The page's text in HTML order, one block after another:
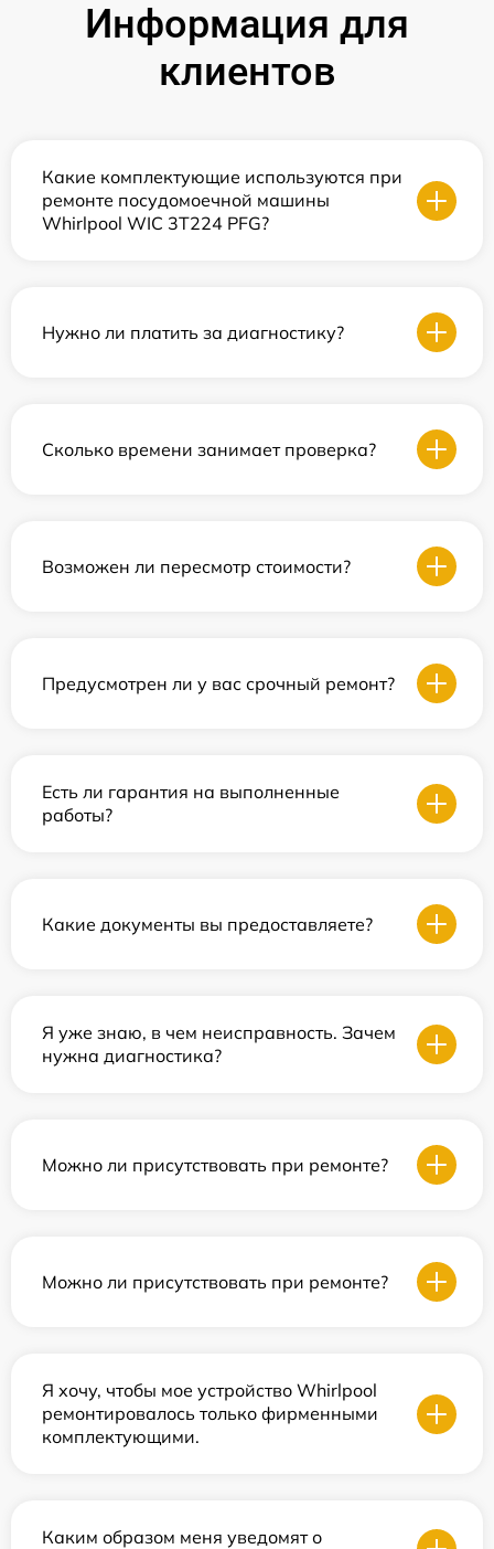
Информация для
клиентов
Какие комплектующие используются при
ремонте посудомоечной машины
Whirlpool WIC 3T224 PFG?
Нужно ли платить за диагностику?
Сколько времени занимает проверка?
Возможен ли пересмотр стоимости?
Предусмотрен ли у вас срочный ремонт?
Есть ли гарантия на выполненные
работы?
Какие документы вы предоставляете?
Я уже знаю, в чем неисправность. Зачем
нужна диагностика?
Можно ли присутствовать при ремонте?
Можно ли присутствовать при ремонте?
Я хочу, чтобы мое устройство Whirlpool
ремонтировалось только фирменными
комплектующими.
Каким образом меня уведомят о